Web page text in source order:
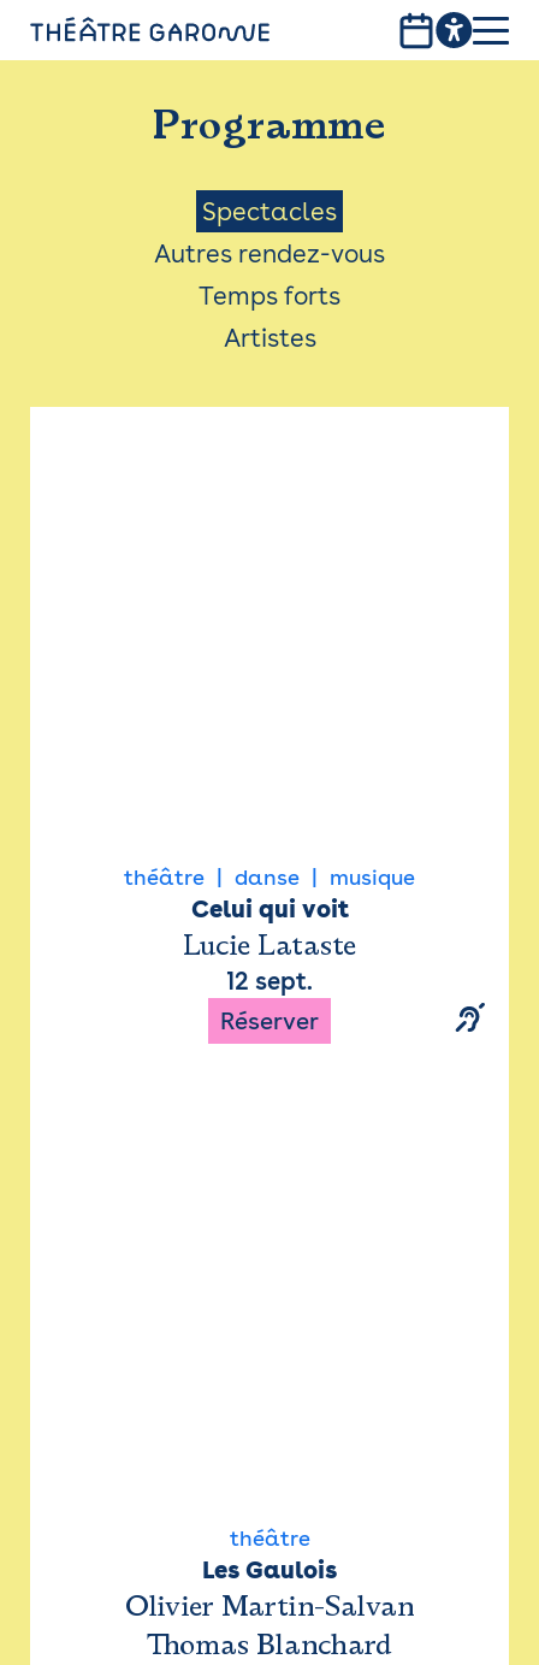
PROGRAMME
INFOS PRATIQUES
AVEC LES PUBLICS
ACCESSIBILITÉ
LES PRODUCTIONS
Programme
Menu
Saison
Spectacles
Autres rendez-vous
Temps forts
Artistes
théâtre danse musique
Celui qui voit
Lucie Lataste
12 sept.
Réserver
théâtre
Les Gaulois
Olivier Martin-Salvan
Thomas Blanchard